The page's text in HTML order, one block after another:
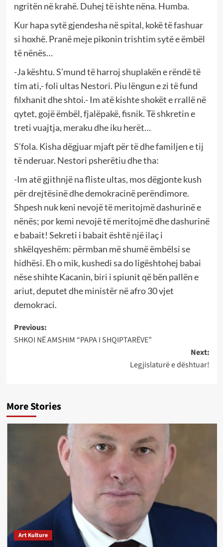
ngritën në krahë. Duhej të ishte nëna. Humba.
Kur hapa sytë gjendesha në spital, kokë të fashuar
si hoxhë. Pranë meje pikonin trishtim sytë e ëmbël
të nënës…
-Ja kështu. S’mund të harroj shuplakën e rëndë të
tim ati,- foli ultas Nestori. Piu lëngun e zi të fund
filxhanit dhe shtoi.- Im atë kishte shokët e rrallë në
qytet, gojë ëmbël, fjalëpakë, fisnik. Të shkretin e
treti vuajtja, meraku dhe iku herët…
S’fola. Kisha dëgjuar mjaft për të dhe familjen e tij
të nderuar. Nestori psherëtiu dhe tha:
-Im atë gjithnjë na fliste ultas, mos dëgjonte kush
për drejtësinë dhe demokracinë perëndimore.
Shpesh nuk keni nevojë të meritojmë dashurinë e
nënës; por kemi nevojë të meritojmë dhe dashurinë
e babait! Sekreti i babait është një ilaç i
shkëlqyeshëm: përmban më shumë ëmbëlsi se
hidhësi. Eh o mik, kushedi sa do ligështohej babai
nëse shihte Kacanin, biri i spiunit që bën pallën e
ariut, deputet dhe ministër në afro 30 vjet
demokraci.
Post
navigation
Previous:
SHKOI NË AMSHIM “PAPA I SHQIPTARËVE”
Next:
Legjislaturë e dështuar!
More Stories
Art Kulture